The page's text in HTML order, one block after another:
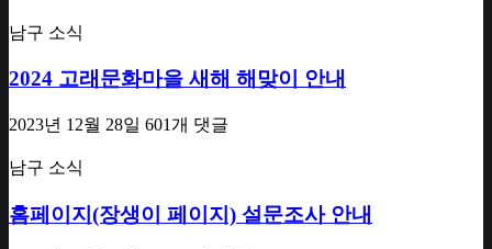
남구 소식
2024 고래문화마을 새해 해맞이 안내
2023년 12월 28일 601개 댓글
남구 소식
홈페이지(장생이 페이지) 설문조사 안내